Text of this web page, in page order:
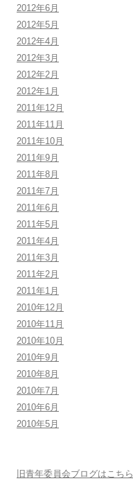
2012年6月
2012年5月
2012年4月
2012年3月
2012年2月
2012年1月
2011年12月
2011年11月
2011年10月
2011年9月
2011年8月
2011年7月
2011年6月
2011年5月
2011年4月
2011年3月
2011年2月
2011年1月
2010年12月
2010年11月
2010年10月
2010年9月
2010年8月
2010年7月
2010年6月
2010年5月
旧青年委員会ブログはこちら